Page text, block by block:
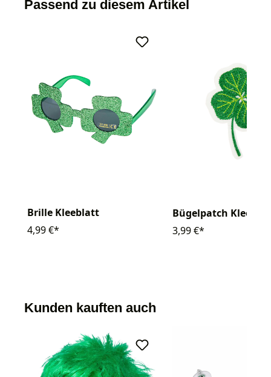
Passend zu diesem Artikel
Brille Kleeblatt
4,99 €*
Bügelpatch
3,99 €*
Kunden kauften auch